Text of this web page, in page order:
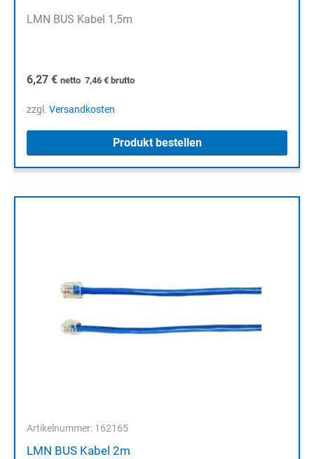
LMN BUS Kabel 1,5m
6,27 € netto 7,46 € brutto
zzgl. Versandkosten
Produkt bestellen
Artikelnummer: 162165
LMN BUS Kabel 2m